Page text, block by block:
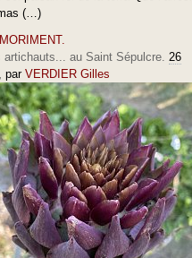
(…)
artichauts... au Saint Sépulcre. 26
, par VERDIER Gilles